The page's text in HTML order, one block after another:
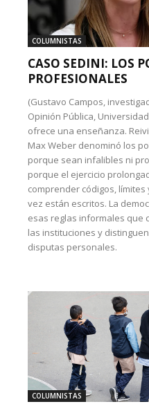
COLUMNISTAS
CASO SEDINI: LOS
PROFESIONALES
(Gustavo Campos,
Opinión Pública,
ofrece una enseñanza.
Max Weber denominó los
porque sean infalibles ni
porque el ejercicio
comprender códigos,
vez están escritos. La
esas reglas informales que
las instituciones y
disputas personales.
COLUMNISTAS